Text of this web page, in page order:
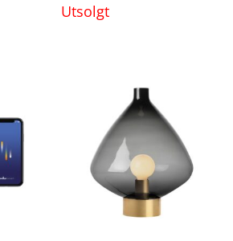
Utsolgt